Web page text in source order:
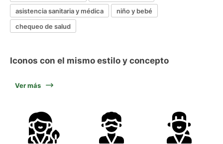
asistencia sanitaria y médica
niño y bebé
chequeo de salud
Iconos con el mismo estilo y concepto
Ver más